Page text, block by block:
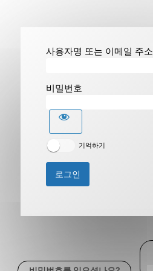
사용자명 또는 이메일 주소
비밀번호
기억하기